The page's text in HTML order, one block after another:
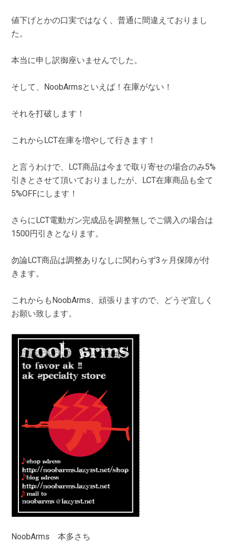
値下げとかの口実ではなく、普通に間違えておりまし
た。
本当に申し訳御座いませんでした。
そして、NoobArmsといえば！在庫がない！
それを打破します！
これからLCT在庫を増やして行きます！
と言うわけで、LCT商品は今まで取り寄せの場合のみ5%
引きとさせて頂いておりましたが、LCT在庫商品も全て
5%OFFにします！
さらにLCT電動ガン完成品を調整無しでご購入の場合は
1500円引きとなります。
勿論LCT商品は調整ありなしに関わらず3ヶ月保障が付
きます。
これからもNoobArms、頑張りますので、どうぞ宜しく
お願い致します。
NoobArms 本多さち